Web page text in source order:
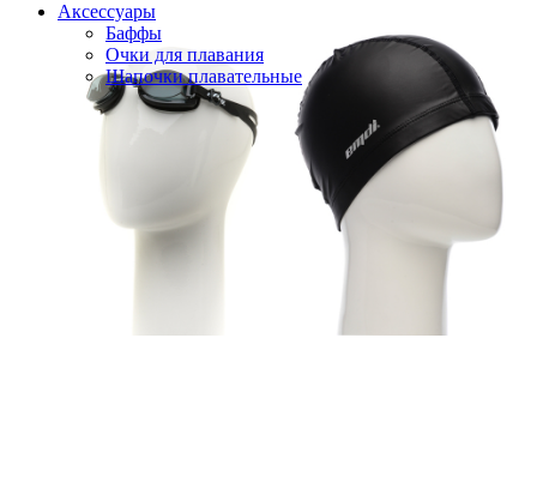
Аксессуары
Баффы
Очки для плавания
Шапочки плавательные